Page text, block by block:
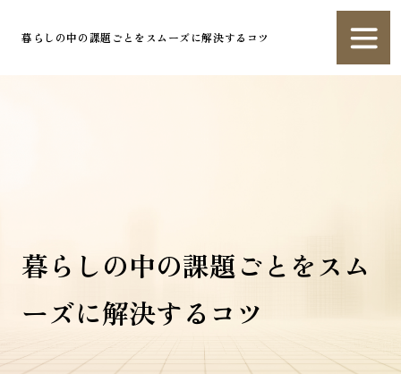
暮らしの中の課題ごとをスムーズに解決するコツ
暮らしの中の課題ごとをスム
ーズに解決するコツ